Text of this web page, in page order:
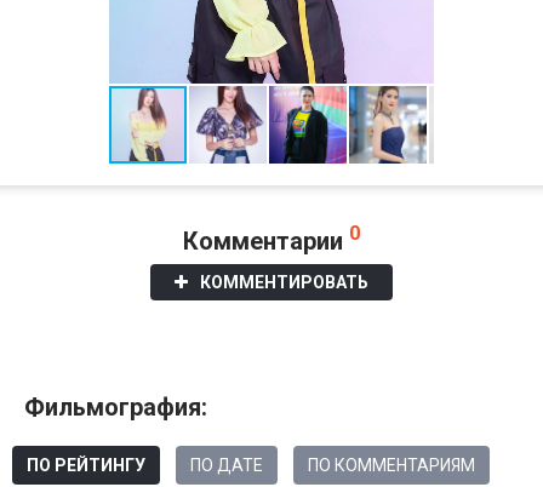
Комментарии 0
КОММЕНТИРОВАТЬ
Фильмография:
ПО РЕЙТИНГУ ПО ДАТЕ ПО КОММЕНТАРИЯМ